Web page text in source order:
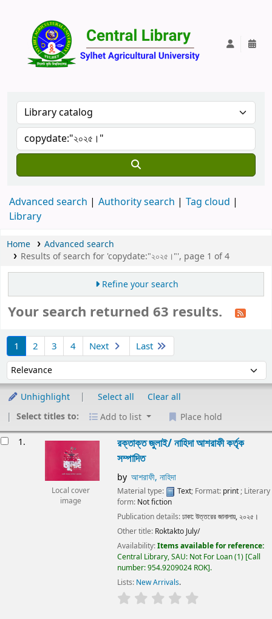
Advanced search Authority search
Tag cloud
Library
Home
Advanced search
Results of search for 'copydate:"২০২৫।"', page 1 of 4
Refine your search
Your search returned 63 results.
1 2 3 4 Next Last
Sort by:
Unhighlight Select all
Clear all
Select titles to:
Add to list Place hold
1.
Local cover
image
রক্তাক্ত জুলাই/নাহিদা আশরাফী কর্তৃক
সম্পাদিত
by আশরাফী, নাহিদা
Material type: Text; Format: print; Literary
form: Not fiction
Publication details:ঢাকা:উত্তরের জানালায়,২০২৫।
Other title: Roktakto July/
Availability:Items available for reference:
Central Library, SAU: Not For Loan(1) Call
number:954.9209024 ROK .
Lists: New Arrivals.